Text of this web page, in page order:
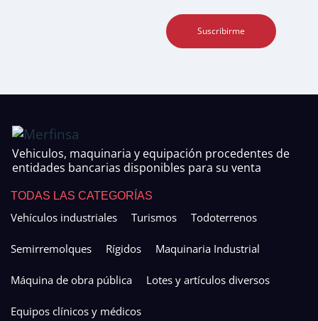
Vehiculos, maquinaria y equipación procedentes de
entidades bancarias disponibles para su venta
TODAS LAS CATEGORÍAS
Vehículos industriales Turismos Todoterrenos
Semirremolques Rígidos Maquinaria Industrial
Máquina de obra pública Lotes y artículos diversos
Equipos clínicos y médicos